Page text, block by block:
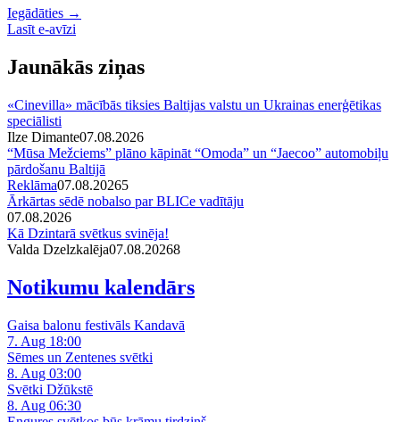
Iegādāties →
Lasīt e-avīzi
Jaunākās ziņas
«Cinevilla» mācībās tiksies Baltijas valstu un Ukrainas enerģētikas
speciālisti
Ilze Dimante07.08.2026
“Mūsa Mežciems” plāno kāpināt “Omoda” un “Jaecoo” automobiļu
pārdošanu Baltijā
Reklāma07.08.20265
Ārkārtas sēdē nobalso par BLICe vadītāju
07.08.2026
Kā Dzintarā svētkus svinēja!
Valda Dzelzkalēja07.08.20268
Notikumu kalendārs
Gaisa balonu festivāls Kandavā
7. Aug 18:00
Sēmes un Zentenes svētki
8. Aug 03:00
Svētki Džūkstē
8. Aug 06:30